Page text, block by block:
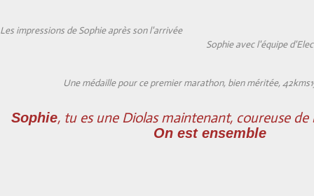
Les impressions de Sophie après son l'arrivée
Sophie avec l'équipe
Une médaille pour ce premier marathon, bien méritée,
Sophie, tu es une Diolas maintenant, coureuse de
On est ensemble